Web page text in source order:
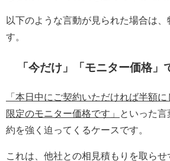
以下のような言動が見られた場合は
す。
「今だけ」「モニター価格」
「本日中にご契約いただければ半額
限定のモニター価格です」
といった
約を強く迫ってくるケースです。
これは、他社との相見積もりを取ら